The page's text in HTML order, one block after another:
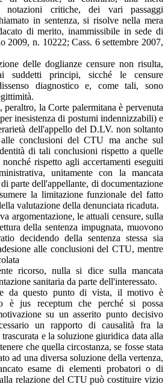
notazioni critiche, dei vari passaggi
in sentenza, si risolve nella mera
di merito, inammissibile in sede di
2009, n. 10222; Cass. 6 settembre 2007,
delle doglianze censure non risulta,
suddetti principi, sicché le censure
diagnostico e, come tali, sono
la Corte palermitana è pervenuta
inesistenza di postumi indennizzabili) e
dell'appello del D.LV. non soltanto
alle conclusioni del CTU ma anche sul
di tali conclusioni rispetto a quelle
rispetto agli accertamenti eseguiti
unitamente con la mancata
parte dell'appellante, di documentazione
la limitazione funzionale del fatto
valutazione della denunciata ricaduta.
argomentazione, le attuali censure, sulla
della sentenza impugnata, muovono
decidendo della sentenza stessa sia
alle conclusioni del CTU, mentre
ricorso, nulla si dice sulla mancata
sanitaria da parte dell'interessato.
da questo punto di vista, il motivo è
è jus receptum che perché si possa
su un asserito punto decisivo
un rapporto di causalità fra la
e la soluzione giuridica data alla
che quella circostanza, se fosse stata
ad una diversa soluzione della vertenza,
esame di elementi probatori o di
relazione del CTU può costituire vizio